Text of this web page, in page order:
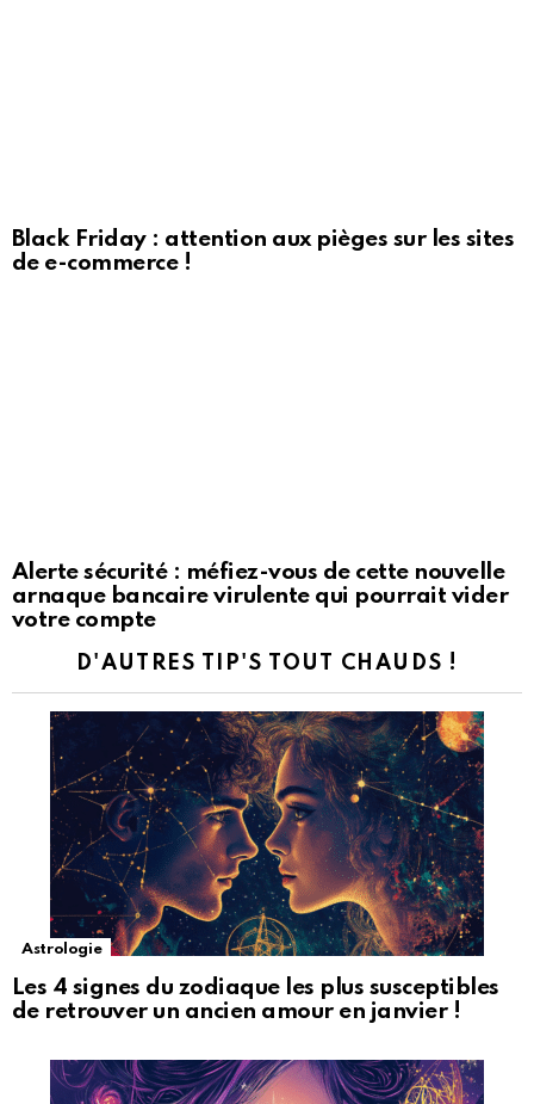
Black Friday : attention aux pièges sur les sites
de e-commerce !
Alerte sécurité : méfiez-vous de cette nouvelle
arnaque bancaire virulente qui pourrait vider
votre compte
D'AUTRES TIP'S TOUT CHAUDS !
Astrologie
Les 4 signes du zodiaque les plus susceptibles
de retrouver un ancien amour en janvier !